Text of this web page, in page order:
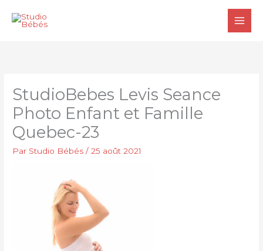
StudioBebes Levis Seance
Photo Enfant et Famille
Quebec-23
Par Studio Bébés/25 août 2021